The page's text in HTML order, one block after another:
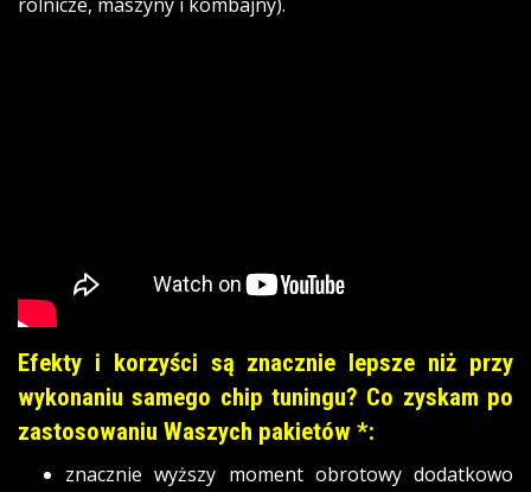
Efekty i korzyści są znacznie lepsze niż przy
wykonaniu samego chip tuningu? Co zyskam po
zastosowaniu Waszych pakietów *:
znacznie wyższy moment obrotowy dodatkowo